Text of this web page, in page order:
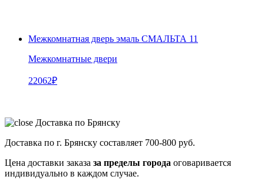
Межкомнатная дверь эмаль СМАЛЬТА 11
Межкомнатные двери
22062₽
Доставка по Брянску
Доставка по г. Брянску составляет 700-800 руб.
Цена доставки заказа за пределы города оговаривается
индивидуально в каждом случае.